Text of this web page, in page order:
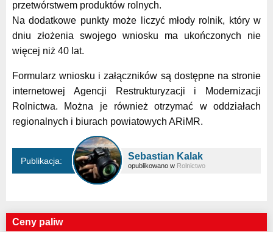
przetwórstwem produktów rolnych.
Na dodatkowe punkty może liczyć młody rolnik, który w
dniu złożenia swojego wniosku ma ukończonych nie
więcej niż 40 lat.
Formularz wniosku i załączników są dostępne na stronie
internetowej Agencji Restrukturyzacji i Modernizacji
Rolnictwa. Można je również otrzymać w oddziałach
regionalnych i biurach powiatowych ARiMR.
Publikacja: Sebastian Kalak
opublikowano w Rolnictwo
Ceny paliw